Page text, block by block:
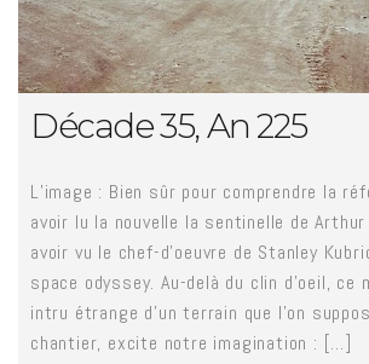
Décade 35, An 225
L’image : Bien sûr pour comprendre la
avoir lu la nouvelle la sentinelle de Arthur
avoir vu le chef-d’oeuvre de Stanley
space odyssey. Au-delà du clin d’oeil, ce
intru étrange d’un terrain que l’on
chantier, excite notre imagination : [...]